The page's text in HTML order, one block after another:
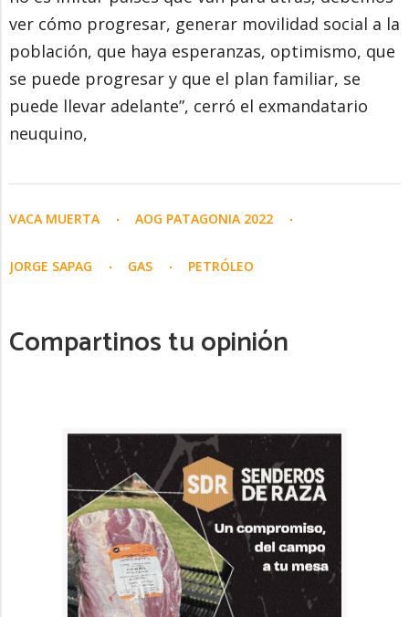
ver cómo progresar, generar movilidad social a la
población, que haya esperanzas, optimismo, que
se puede progresar y que el plan familiar, se
puede llevar adelante”, cerró el exmandatario
neuquino,
VACA MUERTA AOG PATAGONIA 2022
JORGE SAPAG GAS PETRÓLEO
Compartinos tu opinión